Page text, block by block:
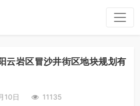
云岩区冒沙井街区地块规划有
10日 11135